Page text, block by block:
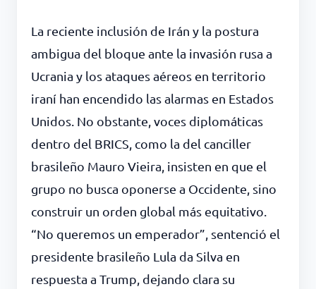
La reciente inclusión de Irán y la postura
ambigua del bloque ante la invasión rusa a
Ucrania y los ataques aéreos en territorio
iraní han encendido las alarmas en Estados
Unidos. No obstante, voces diplomáticas
dentro del BRICS, como la del canciller
brasileño Mauro Vieira, insisten en que el
grupo no busca oponerse a Occidente, sino
construir un orden global más equitativo.
“No queremos un emperador”, sentenció el
presidente brasileño Lula da Silva en
respuesta a Trump, dejando clara su